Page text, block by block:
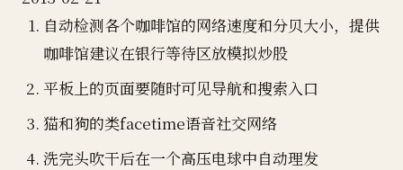
自动检测各个咖啡馆的网络速度和分贝大小，提供
咖啡馆建议在银行等待区放模拟炒股
平板上的页面要随时可见导航和搜索入口
猫和狗的类facetime语音社交网络
洗完头吹干后在一个高压电球中自动理发